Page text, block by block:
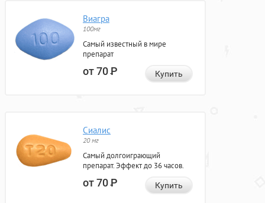
Виагра
100мг
Самый известный в мире
препарат
от 70Р Купить
Сиалис
20 мг
Самый долгоиграющий
препарат. Эффект до 36 часов.
от 70Р Купить